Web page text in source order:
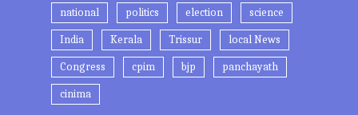
national politics election
science
India
Kerala Trissur
local News
Congress
cpim bjp
panchayath
cinima